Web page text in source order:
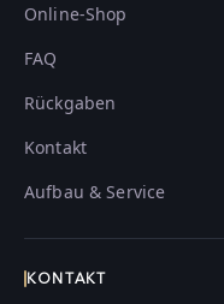
Online-Shop
FAQ
Rückgaben
Kontakt
Aufbau & Service
KONTAKT